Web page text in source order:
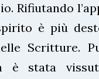
Rifiutando
è più
Scritture.
è stata